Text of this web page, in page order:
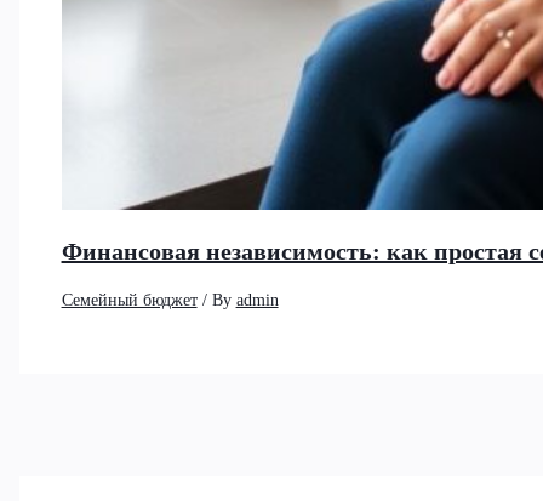
Финансовая независимость: как простая
Семейный бюджет/ By admin